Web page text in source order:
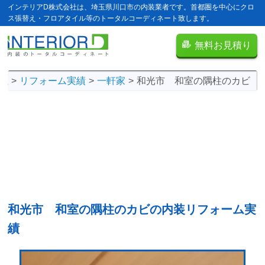
インテリアD株式会社は、埼玉県川口市の内装業者です。首都圏を中心にクロ
ス張替え・フロアタイル等のトータルコーディネート致します。
無料お見積り
リフォーム実績 一軒家 和光市 和室の隅柱のカビ
和光市 和室の隅柱のカビの内装リフォーム実
績